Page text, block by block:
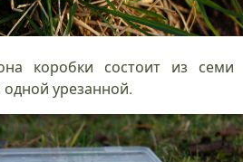
состоит из семи
урезанной.